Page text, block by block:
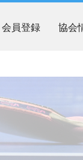
会員登録 協会